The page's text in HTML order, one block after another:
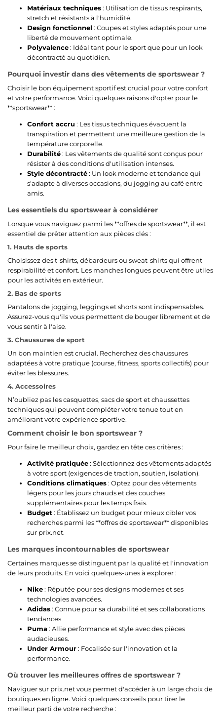
Matériaux techniques: Utilisation de tissus respirants,
stretch et résistants à l'humidité.
Design fonctionnel : Coupes et styles adaptés pour une
liberté de mouvement optimale.
Polyvalence: Idéal tant pour le sport que pour un look
décontracté au quotidien.
Pourquoi investir dans des vêtements de sportswear ?
Choisir le bon équipement sportif est crucial pour votre confort
et votre performance. Voici quelques raisons d'opter pour le
**sportswear** :
Confort accru : Les tissus techniques évacuent la
transpiration et permettent une meilleure gestion de la
température corporelle.
Durabilité: Les vêtements de qualité sont conçus pour
résister à des conditions d'utilisation intenses.
Style décontracté: Un look moderne et tendance qui
s'adapte à diverses occasions, du jogging au café entre
amis.
Les essentiels du sportswear à considérer
Lorsque vous naviguez parmi les **offres de sportswear**, il est
essentiel de prêter attention aux pièces clés :
1. Hauts de sports
Choisissez des t-shirts, débardeurs ou sweat-shirts qui offrent
respirabilité et confort. Les manches longues peuvent être utiles
pour les activités en extérieur.
2. Bas de sports
Pantalons de jogging, leggings et shorts sont indispensables.
Assurez-vous qu'ils vous permettent de bouger librement et de
vous sentir à l'aise.
3. Chaussures de sport
Un bon maintien est crucial. Recherchez des chaussures
adaptées à votre pratique (course, fitness, sports collectifs) pour
éviter les blessures.
4. Accessoires
N’oubliez pas les casquettes, sacs de sport et chaussettes
techniques qui peuvent compléter votre tenue tout en
améliorant votre expérience sportive.
Comment choisir le bon sportswear ?
Pour faire le meilleur choix, gardez en tête ces critères :
Activité pratiquée: Sélectionnez des vêtements adaptés
à votre sport (exigences de traction, soutien, isolation).
Conditions climatiques: Optez pour des vêtements
légers pour les jours chauds et des couches
supplémentaires pour les temps frais.
Budget : Établissez un budget pour mieux cibler vos
recherches parmi les **offres de sportswear** disponibles
sur prix.net.
Les marques incontournables de sportswear
Certaines marques se distinguent par la qualité et l'innovation
de leurs produits. En voici quelques-unes à explorer :
Nike: Réputée pour ses designs modernes et ses
technologies avancées.
Adidas: Connue pour sa durabilité et ses collaborations
tendances.
Puma: Allie performance et style avec des pièces
audacieuses.
Under Armour: Focalisée sur l'innovation et la
performance.
Où trouver les meilleures offres de sportswear ?
Naviguer sur prix.net vous permet d'accéder à un large choix de
boutiques en ligne. Voici quelques conseils pour tirer le
meilleur parti de votre recherche :